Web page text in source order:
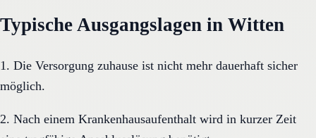
Typische Ausgangslagen in Witten
1. Die Versorgung zuhause ist nicht mehr dauerhaft sicher
möglich.
2. Nach einem Krankenhausaufenthalt wird in kurzer Zeit